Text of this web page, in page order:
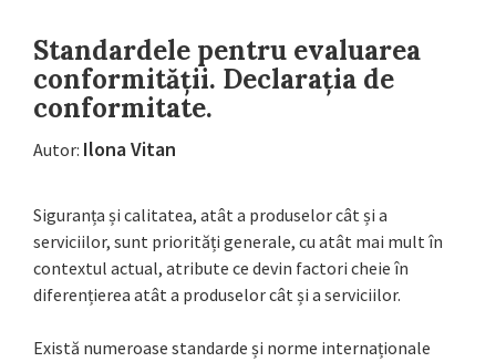
Standardele pentru evaluarea
conformității. Declarația de
conformitate.
Autor: Ilona Vitan
Siguranța și calitatea, atât a produselor cât și a
serviciilor, sunt priorități generale, cu atât mai mult în
contextul actual, atribute ce devin factori cheie în
diferențierea atât a produselor cât și a serviciilor.
Există numeroase standarde și norme internaționale